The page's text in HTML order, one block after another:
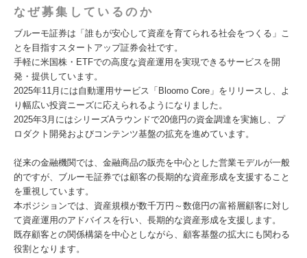
なぜ募集しているのか
ブルーモ証券は「誰もが安心して資産を育てられる社会をつくる」こ
とを目指すスタートアップ証券会社です。
手軽に米国株・ETFでの高度な資産運用を実現できるサービスを開
発・提供しています。
2025年11月には自動運用サービス「Bloomo Core」をリリースし、よ
り幅広い投資ニーズに応えられるようになりました。
2025年3月にはシリーズAラウンドで20億円の資金調達を実施し、プ
ロダクト開発およびコンテンツ基盤の拡充を進めています。
従来の金融機関では、金融商品の販売を中心とした営業モデルが一般
的ですが、ブルーモ証券では顧客の長期的な資産形成を支援すること
を重視しています。
本ポジションでは、資産規模が数千万円～数億円の富裕層顧客に対し
て資産運用のアドバイスを行い、長期的な資産形成を支援します。
既存顧客との関係構築を中心としながら、顧客基盤の拡大にも関わる
役割となります。